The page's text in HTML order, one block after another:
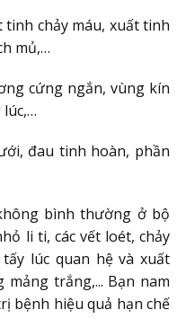
chảy máu, xuất tinh
mủ,…
cứng ngắn, vùng kín
đau tinh hoàn, phần
bình thường ở bộ
li ti, các vết loét, chảy
lúc quan hệ và xuất
trắng,... Bạn nam
bệnh hiệu quả hạn chế